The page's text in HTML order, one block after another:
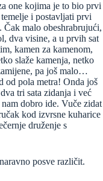
one kojima je to bio prvi
i postavljati prvi
Čak malo obeshrabrujući,
dva visine, a u prvih sat
kamen za kamenom,
slaže kamenja, netko
pa još malo…
od pola metra! Onda još
tri sata zidanja i već
dobro ide. Vuče zidat
kod izvrsne kuharice
druženje s
posve različit.